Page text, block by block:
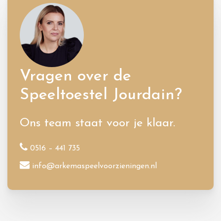
Vragen over de
Speeltoestel Jourdain?
Ons team staat voor je klaar.
0516 – 441 735
info@arkemaspeelvoorzieningen.nl